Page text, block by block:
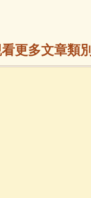
更多文章類別